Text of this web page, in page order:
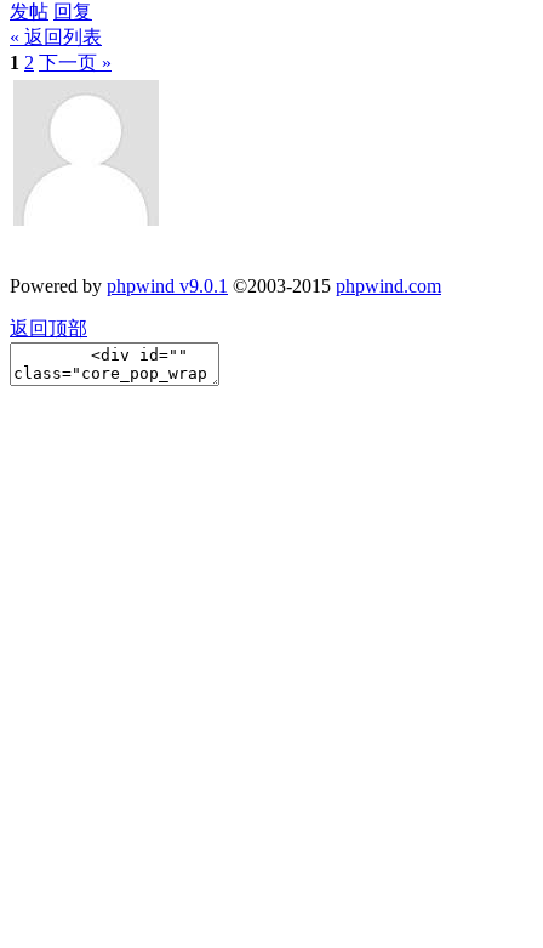
发帖 回复
« 返回列表
1 2 下一页 »
Powered by phpwind v9.0.1 ©2003-2015 phpwind.com
返回顶部